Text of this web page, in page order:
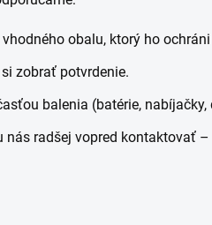
obalu, ktorý ho
zobrať potvrdenie.
balenia (batérie,
radšej vopred kontaktovať